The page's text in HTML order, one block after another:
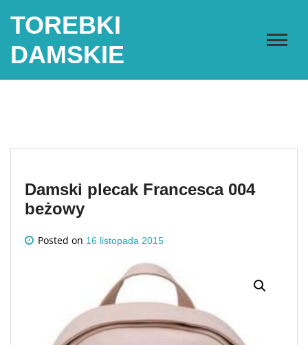
TOREBKI
DAMSKIE
Damski plecak Francesca 004
beżowy
Posted on 16 listopada 2015